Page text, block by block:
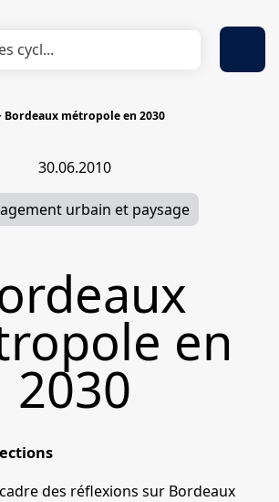
Bordeaux métropole en 2030
30.06.2010
urbain et paysage
en
2030
des réflexions sur Bordeaux